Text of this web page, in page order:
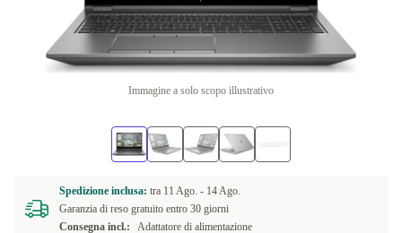
Immagine a solo scopo illustrativo
Spedizione inclusa: tra 11 Ago. - 14 Ago.
Garanzia di reso gratuito entro 30 giorni
Consegna incl.:
Adattatore di alimentazione